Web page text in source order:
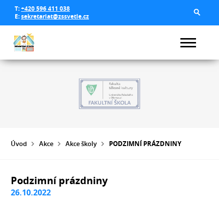
T:+420 596 411 038
E:sekretariat@zssvetle.cz
Úvod Akce Akce školy PODZIMNÍ PRÁZDNINY
Podzimní prázdniny
26.10.2022